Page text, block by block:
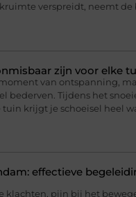
verspreidt, neemt
zijn voor elke
van ontspanning,
bederven. Tijdens het
krijgt je schoeisel heel
effectieve
klachten, pijn bij het